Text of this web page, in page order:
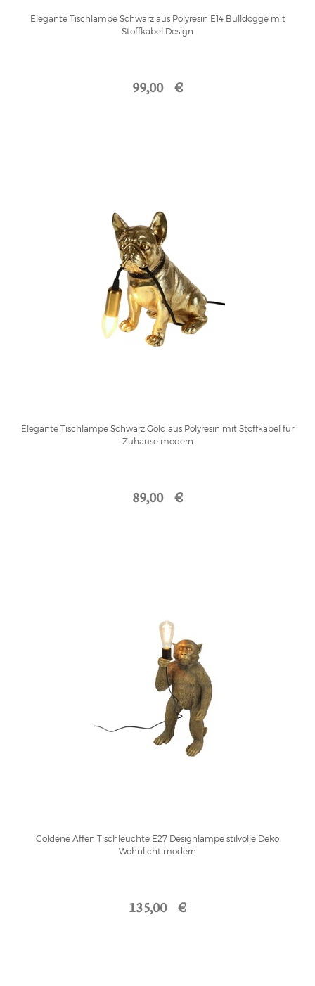
Elegante Tischlampe Schwarz aus Polyresin E14 Bulldogge mit
Stoffkabel Design
99,00 €
Elegante Tischlampe Schwarz Gold aus Polyresin mit Stoffkabel für
Zuhause modern
89,00 €
Goldene Affen Tischleuchte E27 Designlampe stilvolle Deko
Wohnlicht modern
135,00 €